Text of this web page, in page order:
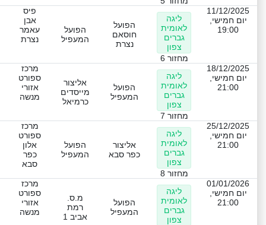
11/12/2025
יום חמישי,
19:00
ליגה
לאומית
גברים
צפון
מחזור 6
הפועל
חוסאם
נצרת
הפועל
המעפיל
פיס
אבן
עאמר
נצרת
18/12/2025
יום חמישי,
21:00
ליגה
לאומית
גברים
צפון
מחזור 7
הפועל
המעפיל
אליצור
מייסדים
כרמיאל
מרכז
ספורט
אזורי
מנשה
25/12/2025
יום חמישי,
21:00
ליגה
לאומית
גברים
צפון
מחזור 8
אליצור
כפר סבא
הפועל
המעפיל
מרכז
ספורט
אלון
כפר
סבא
01/01/2026
יום חמישי,
21:00
ליגה
לאומית
גברים
צפון
הפועל
המעפיל
מ.ס.
רמת
אביב 1
מרכז
ספורט
אזורי
מנשה